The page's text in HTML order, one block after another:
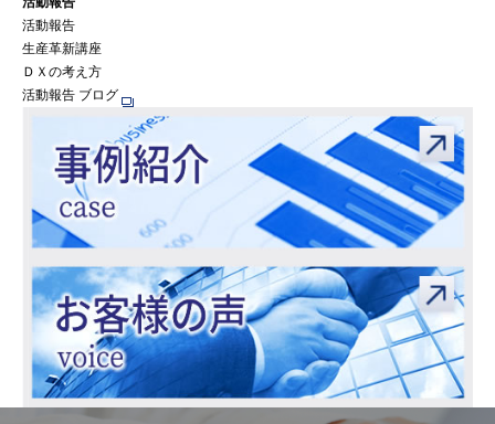
活動報告
生産革新講座
ＤＸの考え方
活動報告 ブログ